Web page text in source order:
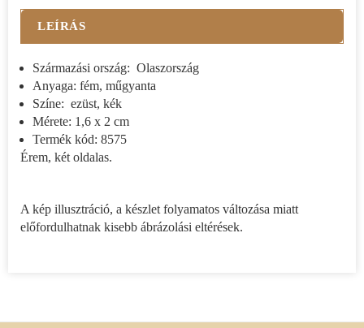
LEÍRÁS
Származási ország: Olaszország
Anyaga: fém, műgyanta
Színe: ezüst, kék
Mérete: 1,6 x 2 cm
Termék kód: 8575
Érem, két oldalas.
A kép illusztráció, a készlet folyamatos változása miatt
előfordulhatnak kisebb ábrázolási eltérések.